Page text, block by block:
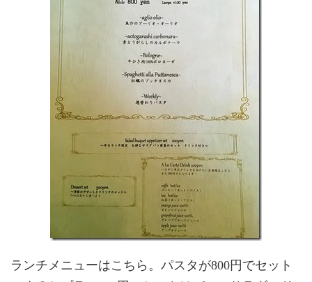
ランチメニューはこちら。パスタが800円でセット